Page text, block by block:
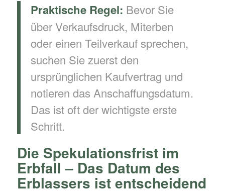
Praktische Regel: Bevor Sie
über Verkaufsdruck, Miterben
oder einen Teilverkauf sprechen,
suchen Sie zuerst den
ursprünglichen Kaufvertrag und
notieren das Anschaffungsdatum.
Das ist oft der wichtigste erste
Schritt.
Die Spekulationsfrist im
Erbfall – Das Datum des
Erblassers ist entscheidend